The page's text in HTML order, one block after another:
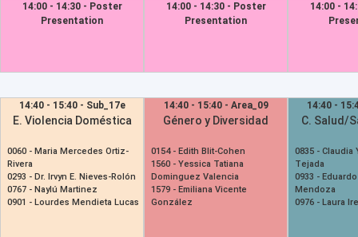
14:00 - 14:30 - Poster
Presentation
14:40 - 15:40 - Sub_17e
E. Violencia Doméstica
0060 - Maria Mercedes Ortiz-
Rivera
0293 - Dr. Irvyn E. Nieves-Rolón
0767 - Naylú Martinez
0901 - Lourdes Mendieta Lucas
14:00 - 14:30 - Poster
Presentation
14:40 - 15:40 - Area_09
Género y Diversidad
0154 - Edith Blit-Cohen
1560 - Yessica Tatiana
Dominguez Valencia
1579 - Emiliana Vicente
González
14:00 -
14:40 -
C. Salud/
0835 - Claudia
Tejada
0933 -
Mendoza
0976 - Laura